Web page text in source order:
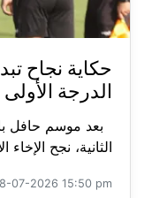
حكاية نجاح
الدرجة الأولى
بعد موسم حافل
الثانية، نجح
07-2026 15:50 pm